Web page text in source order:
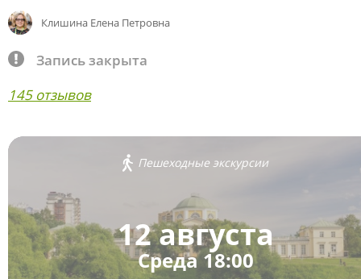
Клишина Елена Петровна
Запись закрыта
145 отзывов
Пешеходные экскурсии
12 августа
Среда 18:00